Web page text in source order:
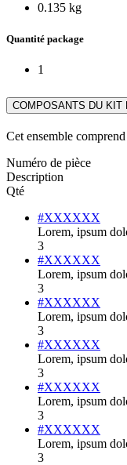
0.135 kg
Quantité package
1
COMPOSANTS DU KIT
Cet ensemble
Numéro de pièce
Description
Qté
#XXXXXX
Lorem, ipsum
3
#XXXXXX
Lorem, ipsum
3
#XXXXXX
Lorem, ipsum
3
#XXXXXX
Lorem, ipsum
3
#XXXXXX
Lorem, ipsum
3
#XXXXXX
Lorem, ipsum
3